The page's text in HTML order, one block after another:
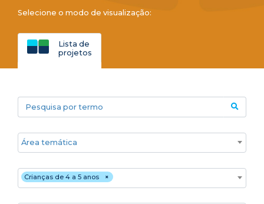
Selecione o modo de visualização:
Lista de
projetos
Pesquisa por termo
Áreas temáticas
Público ×
Crianças de 4 a 5 anos